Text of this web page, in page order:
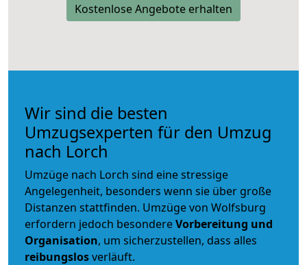
Kostenlose Angebote erhalten
Wir sind die besten
Umzugsexperten für den Umzug
nach Lorch
Umzüge nach Lorch sind eine stressige
Angelegenheit, besonders wenn sie über große
Distanzen stattfinden. Umzüge von Wolfsburg
erfordern jedoch besondereVorbereitung und
Organisation, um sicherzustellen, dass alles
reibungslosverläuft.